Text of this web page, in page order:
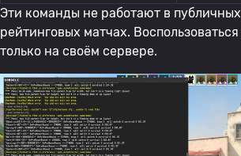
Эти команды не работают в
рейтинговых матчах.
только на своём сервере.